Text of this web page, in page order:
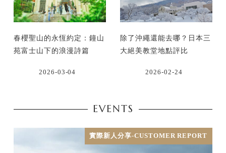
春櫻聖山的永恆約定：鐘山
苑富士山下的浪漫詩篇
2026-03-04
除了沖繩還能去哪？日本三
大絕美教堂地點評比
2026-02-24
EVENTS
實際新人分享-CUSTOMER REPORT